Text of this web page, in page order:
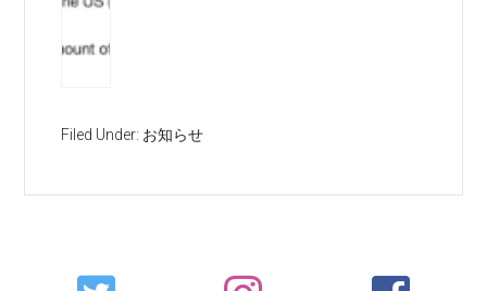
Filed Under: お知らせ
Primary